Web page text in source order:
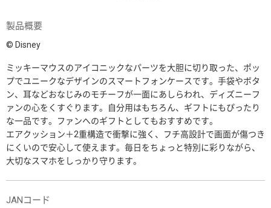
製品概要
© Disney
ミッキーマウスのアイコニックなパーツを大胆に切り取った、ポッ
プでユニークなデザインのスマートフォンケースです。手袋やボタ
ン、耳などおなじみのモチーフが一面にあしらわれ、ディズニーフ
ァンの心をくすぐります。自分用はもちろん、ギフトにもぴったり
な一品です。ファンへのギフトとしてもおすすめです。
エアクッション＋2重構造で衝撃に強く、フチ高設計で画面が傷つき
にくいので安心して使えます。毎日をちょっと特別に彩りながら、
大切なスマホをしっかり守ります。
JANコード